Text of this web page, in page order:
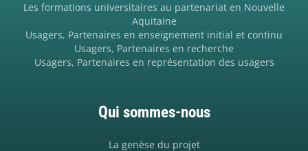
Les formations universitaires au partenariat en Nouvelle
Aquitaine
Usagers, Partenaires en enseignement initial et continu
Usagers, Partenaires en recherche
Usagers, Partenaires en représentation des usagers
Qui sommes-nous
La genèse du projet